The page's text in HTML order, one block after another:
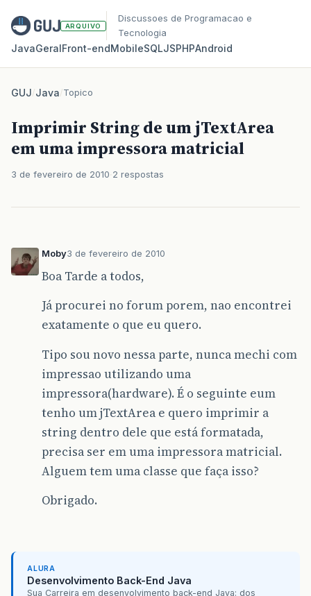
ARQUIVO
Discussoes de Programacao e
Tecnologia
JavaGeralFront‑endMobileSQLJSPHPAndroid
GUJ/Java/Topico
Imprimir String de um jTextArea
em uma impressora matricial
3 de fevereiro de 2010 2 respostas
Moby3 de fevereiro de 2010
Boa Tarde a todos,
Já procurei no forum porem, nao encontrei
exatamente o que eu quero.
Tipo sou novo nessa parte, nunca mechi com
impressao utilizando uma
impressora(hardware). É o seguinte eum
tenho um jTextArea e quero imprimir a
string dentro dele que está formatada,
precisa ser em uma impressora matricial.
Alguem tem uma classe que faça isso?
Obrigado.
ALURA
Desenvolvimento Back-End Java
Sua Carreira em desenvolvimento back-end Java: dos